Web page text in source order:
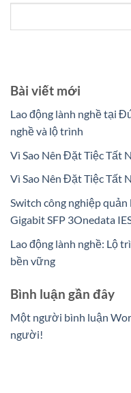
Bài viết mới
Lao động lành nghề tại
nghề và lộ trình
Vì Sao Nên Đặt Tiệc Tất
Vì Sao Nên Đặt Tiệc Tất
Switch công nghiệp quản
Gigabit SFP 3Onedata
Lao động lành nghề: Lộ
bền vững
Bình luận gần đây
Một người bình luận
người!